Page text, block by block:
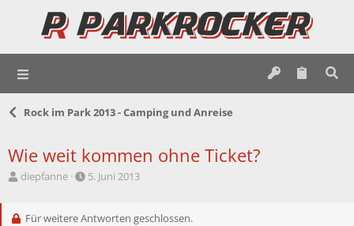
Rock im Park 2013 - Camping und Anreise
Wie weit kommen ohne Ticket?
E
t
diepfanne
E
t
5. Juni 2013
Für weitere Antworten geschlossen.